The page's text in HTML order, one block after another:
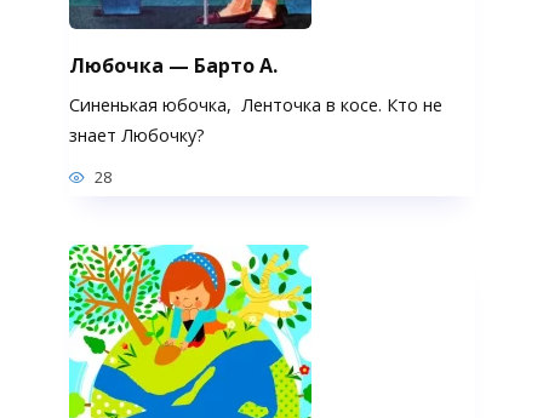
Любочка — Барто А.
Синенькая юбочка, Ленточка в косе. Кто не
знает Любочку?
28